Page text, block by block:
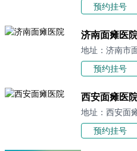
预约挂号
济南面瘫医
地址：济南市
预约挂号
西安面瘫医
地址：西安面
预约挂号